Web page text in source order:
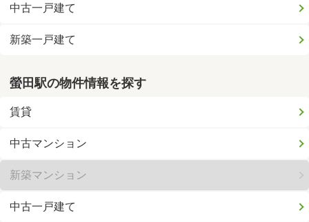
中古一戸建て
新築一戸建て
螢田駅の物件情報を探す
賃貸
中古マンション
新築マンション
中古一戸建て